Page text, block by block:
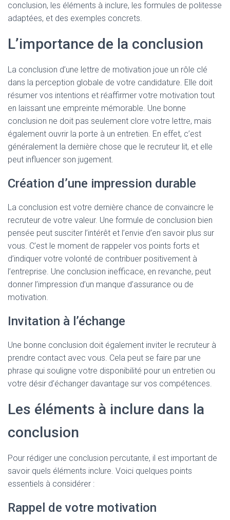
conclusion, les éléments à inclure, les formules de politesse
adaptées, et des exemples concrets.
L’importance de la conclusion
La conclusion d’une lettre de motivation joue un rôle clé
dans la perception globale de votre candidature. Elle doit
résumer vos intentions et réaffirmer votre motivation tout
en laissant une empreinte mémorable. Une bonne
conclusion ne doit pas seulement clore votre lettre, mais
également ouvrir la porte à un entretien. En effet, c’est
généralement la dernière chose que le recruteur lit, et elle
peut influencer son jugement.
Création d’une impression durable
La conclusion est votre dernière chance de convaincre le
recruteur de votre valeur. Une formule de conclusion bien
pensée peut susciter l’intérêt et l’envie d’en savoir plus sur
vous. C’est le moment de rappeler vos points forts et
d’indiquer votre volonté de contribuer positivement à
l’entreprise. Une conclusion inefficace, en revanche, peut
donner l’impression d’un manque d’assurance ou de
motivation.
Invitation à l’échange
Une bonne conclusion doit également inviter le recruteur à
prendre contact avec vous. Cela peut se faire par une
phrase qui souligne votre disponibilité pour un entretien ou
votre désir d’échanger davantage sur vos compétences.
Les éléments à inclure dans la
conclusion
Pour rédiger une conclusion percutante, il est important de
savoir quels éléments inclure. Voici quelques points
essentiels à considérer :
Rappel de votre motivation